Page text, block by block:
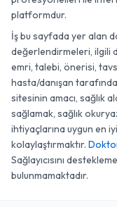
platformdur.
İş bu sayfada yer alan
değerlendirmeleri, ilgili
emri, talebi, önerisi,
hasta/danışan
sitesinin amacı, sağlık
sağlamak, sağlık
ihtiyaçlarına uygun en
kolaylaştırmaktır.
Sağlayıcısını
bulunmamaktadır.